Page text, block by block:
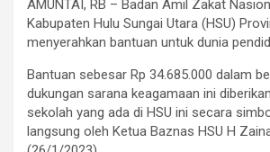
AMUNTAI, RB – Badan Amil Zakat
Kabupaten Hulu Sungai Utara (HSU)
menyerahkan bantuan untuk dunia
Bantuan sebesar Rp 34.685.000 dalam
dukungan sarana keagamaan ini
sekolah yang ada di HSU ini secara
langsung oleh Ketua Baznas HSU H